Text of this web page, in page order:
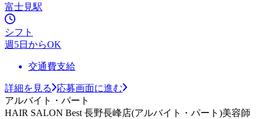
富士見駅
シフト
週5日からOK
交通費支給
詳細を見る
応募画面に進む
アルバイト・パート
HAIR SALON Best 長野長峰店(アルバイト・パート)美容師